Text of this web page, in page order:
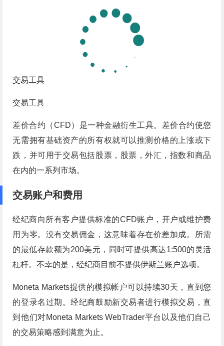
交易工具
交易工具
差价合约（CFD）是一种金融衍生工具。差价合约使您
无需拥有基础资产的所有权就可以推测价格的上涨或下
跌，并可用于交易包括股票，股票，外汇，指数和商品
在内的一系列市场。
交易账户和费用
经纪商向所有客户提供标准的CFD账户，开户或维护费
用为零。没有交易佣金，这意味着存在价差加成。所需
的最低存款额为200美元，同时可提供高达1:500的灵活
杠杆。不幸的是，经纪商目前不提供伊斯兰账户选项。
Moneta Markets提供的模拟帐户可以持续30天，直到您
的登录名过期。经纪商鼓励新交易者进行模拟交易，直
到他们对Moneta Markets WebTrader平台以及他们自己
的交易策略感到满意为止。